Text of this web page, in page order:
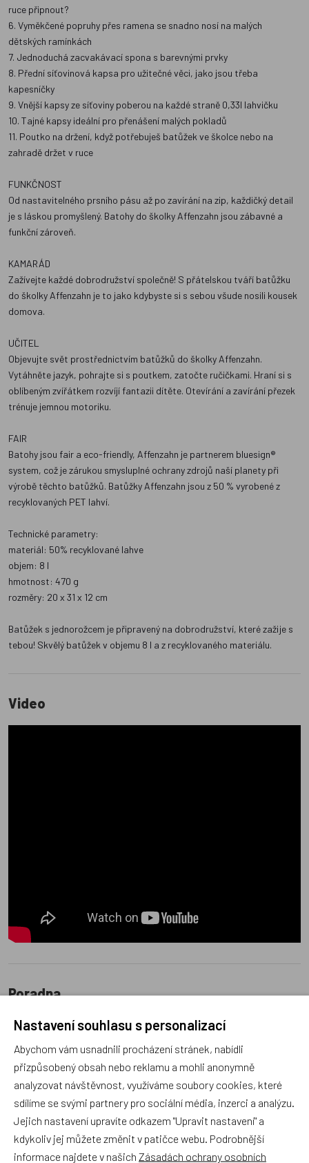
ruce připnout?
6. Vyměkčené popruhy přes ramena se snadno nosí na malých
dětských ramínkách
7. Jednoduchá zacvakávací spona s barevnými prvky
8. Přední síťovinová kapsa pro užitečné věci, jako jsou třeba
kapesníčky
9. Vnější kapsy ze síťoviny poberou na každé straně 0,33l lahvičku
10. Tajné kapsy ideální pro přenášení malých pokladů
11. Poutko na držení, když potřebuješ batůžek ve školce nebo na
zahradě držet v ruce
FUNKČNOST
Od nastavitelného prsního pásu až po zavírání na zip, každičký detail
je s láskou promyšlený. Batohy do školky Affenzahn jsou zábavné a
funkční zároveň.
KAMARÁD
Zažívejte každé dobrodružství společně! S přátelskou tváří batůžku
do školky Affenzahn je to jako kdybyste si s sebou všude nosili kousek
domova.
UČITEL
Objevujte svět prostřednictvím batůžků do školky Affenzahn.
Vytáhněte jazyk, pohrajte si s poutkem, zatočte ručičkami. Hraní si s
oblíbeným zvířátkem rozvíjí fantazii dítěte. Otevírání a zavírání přezek
trénuje jemnou motoriku.
FAIR
Batohy jsou fair a eco-friendly, Affenzahn je partnerem bluesign®
system, což je zárukou smysluplné ochrany zdrojů naší planety při
výrobě těchto batůžků. Batůžky Affenzahn jsou z 50 % vyrobené z
recyklovaných PET lahví.
Technické parametry:
materiál: 50% recyklované lahve
objem: 8 l
hmotnost: 470 g
rozměry: 20 x 31 x 12 cm
Batůžek s jednorožcem je připravený na dobrodružství, které zažije s
tebou! Skvělý batůžek v objemu 8 l a z recyklovaného materiálu.
Video
Poradna
Náš sortiment dokonale známe a rádi Vám poradíme
s výběrem (Po–Pá, 10–17 hod).
Jsme tu vždy rádi pro Vás! Váš rodinný obchod
Dráček.cz
Nastavení souhlasu s personalizací
Abychom vám usnadnili procházení stránek, nabídli
přizpůsobený obsah nebo reklamu a mohli anonymně
analyzovat návštěvnost, využíváme soubory cookies, které
sdílíme se svými partnery pro sociální média, inzerci a analýzu.
Jejich nastavení upravíte odkazem "Upravit nastavení" a
kdykoliv jej můžete změnit v patičce webu. Podrobnější
informace najdete v našich Zásadách ochrany osobních